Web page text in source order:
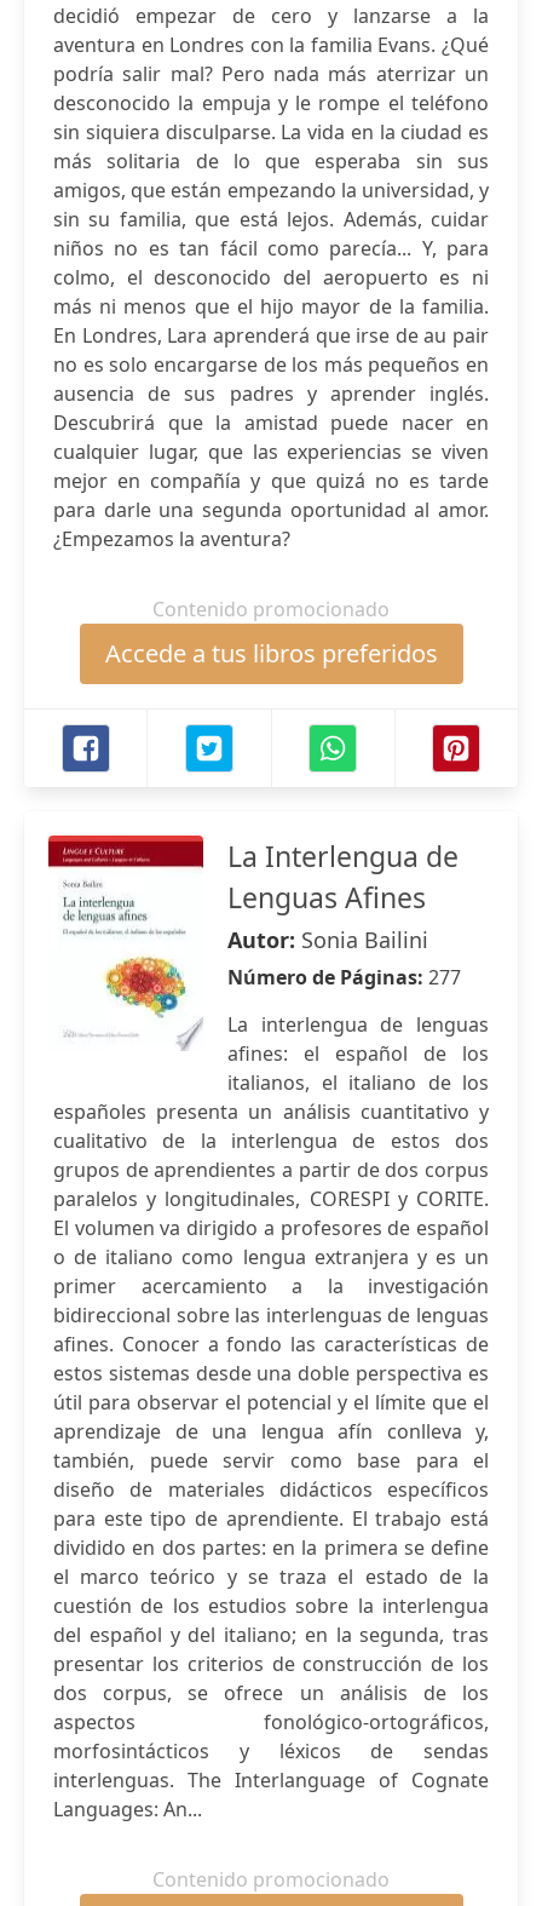
decidió empezar de cero y lanzarse a la
aventura en Londres con la familia Evans. ¿Qué
podría salir mal? Pero nada más aterrizar un
desconocido la empuja y le rompe el teléfono
sin siquiera disculparse. La vida en la ciudad es
más solitaria de lo que esperaba sin sus
amigos, que están empezando la universidad, y
sin su familia, que está lejos. Además, cuidar
niños no es tan fácil como parecía... Y, para
colmo, el desconocido del aeropuerto es ni
más ni menos que el hijo mayor de la familia.
En Londres, Lara aprenderá que irse de au pair
no es solo encargarse de los más pequeños en
ausencia de sus padres y aprender inglés.
Descubrirá que la amistad puede nacer en
cualquier lugar, que las experiencias se viven
mejor en compañía y que quizá no es tarde
para darle una segunda oportunidad al amor.
¿Empezamos la aventura?
Contenido promocionado
Accede a tus libros preferidos
La Interlengua de
Lenguas Afines
Autor: Sonia Bailini
Número de Páginas: 277
La interlengua de lenguas
afines: el español de los
italianos, el italiano de los
españoles presenta un análisis cuantitativo y
cualitativo de la interlengua de estos dos
grupos de aprendientes a partir de dos corpus
paralelos y longitudinales, CORESPI y CORITE.
El volumen va dirigido a profesores de español
o de italiano como lengua extranjera y es un
primer acercamiento a la investigación
bidireccional sobre las interlenguas de lenguas
afines. Conocer a fondo las características de
estos sistemas desde una doble perspectiva es
útil para observar el potencial y el límite que el
aprendizaje de una lengua afín conlleva y,
también, puede servir como base para el
diseño de materiales didácticos específicos
para este tipo de aprendiente. El trabajo está
dividido en dos partes: en la primera se define
el marco teórico y se traza el estado de la
cuestión de los estudios sobre la interlengua
del español y del italiano; en la segunda, tras
presentar los criterios de construcción de los
dos corpus, se ofrece un análisis de los
aspectos fonológico-ortográficos,
morfosintácticos y léxicos de sendas
interlenguas. The Interlanguage of Cognate
Languages: An...
Contenido promocionado